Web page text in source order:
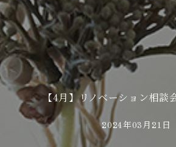
【4月】リノベーション相談
2024年03月21日